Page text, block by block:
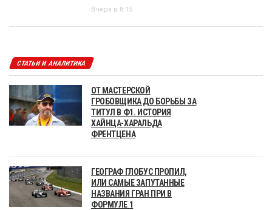
Вчера в 8:15
СТАТЬИ И АНАЛИТИКА
ОТ МАСТЕРСКОЙ
ГРОБОВЩИКА ДО БОРЬБЫ ЗА
ТИТУЛ В Ф1. ИСТОРИЯ
ХАЙНЦА-ХАРАЛЬДА
ФРЕНТЦЕНА
ГЕОГРАФ ГЛОБУС ПРОПИЛ,
ИЛИ САМЫЕ ЗАПУТАННЫЕ
НАЗВАНИЯ ГРАН ПРИ В
ФОРМУЛЕ 1